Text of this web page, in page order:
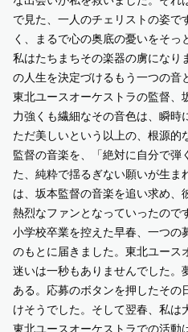
で見た、一人のチェリストの姿で
く、まるで心の奥底の憂いをそっ
私はたちまちその楽器の虜になり
の人生を決定づけるもう一つの音
東北ユースオーケストラの監督、
力強くも繊細なその音色は、瞬時
ただ美しいという以上の、根源的
監督の音楽を、「絶対に自分で
た、純粋で揺るぎない願いが生ま
は、坂本監督の音楽を追い求め、
熱烈なファンとなっていったので
小学校卒業を控えた早春、一つの
のもとに届きました。東北ユース
迷いは一秒もありませんでした。
ある。応募のボタンを押したその
けそうでした。そして翌春、私は
東北ユースオーケストラでの活動